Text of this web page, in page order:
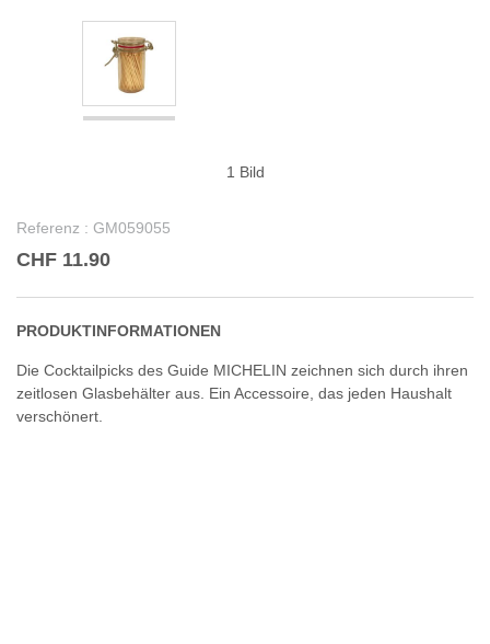
1 Bild
Referenz : GM059055
CHF 11.90
PRODUKTINFORMATIONEN
Die Cocktailpicks des Guide MICHELIN zeichnen sich durch ihren
zeitlosen Glasbehälter aus. Ein Accessoire, das jeden Haushalt
verschönert.